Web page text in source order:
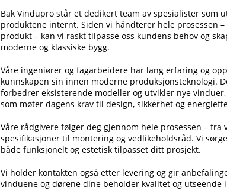
Bak Vindupro står et dedikert team av spesialister som
produktene internt. Siden vi håndterer hele prosessen
produkt – kan vi raskt tilpasse oss kundens behov og
moderne og klassiske bygg.
Våre ingeniører og fagarbeidere har lang erfaring og
kunnskapen sin innen moderne produksjonsteknologi.
forbedrer eksisterende modeller og utvikler nye
som møter dagens krav til design, sikkerhet og
Våre rådgivere følger deg gjennom hele prosessen – fra
spesifikasjoner til montering og vedlikeholdsråd. Vi
både funksjonelt og estetisk tilpasset ditt prosjekt.
Vi holder kontakten også etter levering og gir
vinduene og dørene dine beholder kvalitet og utseende